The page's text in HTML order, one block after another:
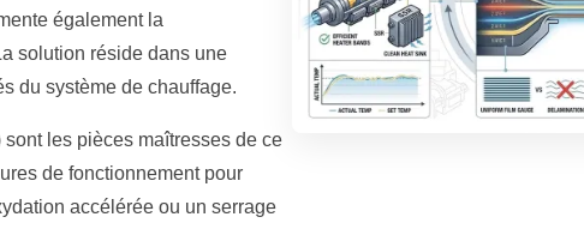
également la
solution réside dans une
du système de chauffage.
les pièces maîtresses de ce
de fonctionnement pour
accélérée ou un serrage